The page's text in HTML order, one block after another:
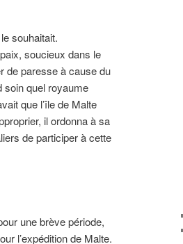
souhaitait.
soucieux dans le
de paresse à cause du
soin quel royaume
que l’île de Malte
il ordonna à sa
de participer à cette
une brève période,
l’expédition de Malte.